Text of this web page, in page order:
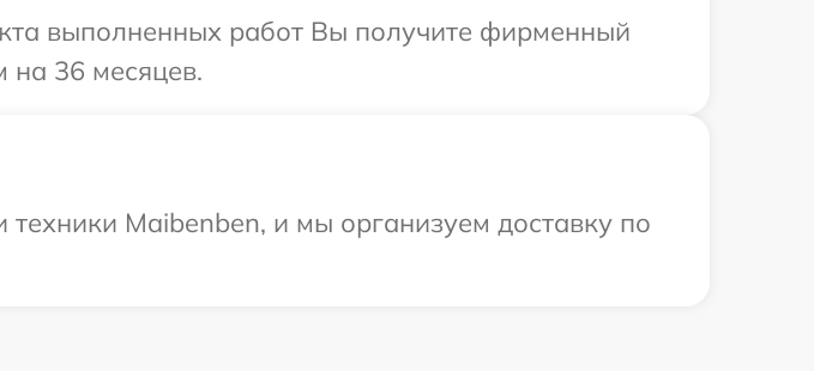
выполненных работ Вы получите фирменный
на 36 месяцев.
Maibenben, и мы организуем доставку по